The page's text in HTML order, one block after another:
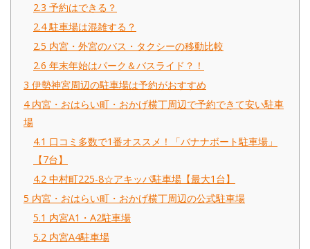
2.3 予約はできる？
2.4 駐車場は混雑する？
2.5 内宮・外宮のバス・タクシーの移動比較
2.6 年末年始はパーク＆バスライド？！
3 伊勢神宮周辺の駐車場は予約がおすすめ
4 内宮・おはらい町・おかげ横丁周辺で予約できて安い駐車
場
4.1 口コミ多数で1番オススメ！「バナナボート駐車場」
【7台】
4.2 中村町225-8☆アキッパ駐車場【最大1台】
5 内宮・おはらい町・おかげ横丁周辺の公式駐車場
5.1 内宮A1・A2駐車場
5.2 内宮A4駐車場